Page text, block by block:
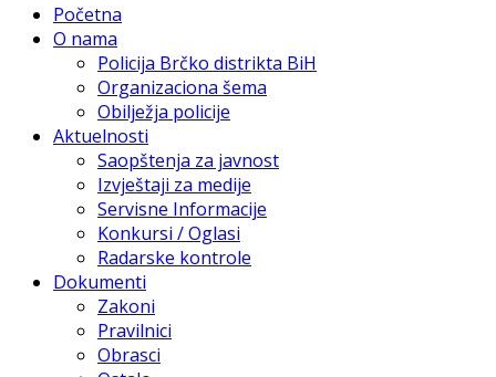
Početna
O nama
Policija Brčko distrikta BiH
Organizaciona šema
Obilježja policije
Aktuelnosti
Saopštenja za javnost
Izvještaji za medije
Servisne Informacije
Konkursi / Oglasi
Radarske kontrole
Dokumenti
Zakoni
Pravilnici
Obrasci